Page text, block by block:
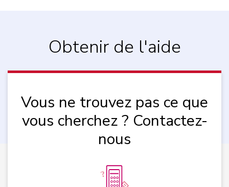
Obtenir de l'aide
Vous ne trouvez pas ce que
vous cherchez ? Contactez-
nous